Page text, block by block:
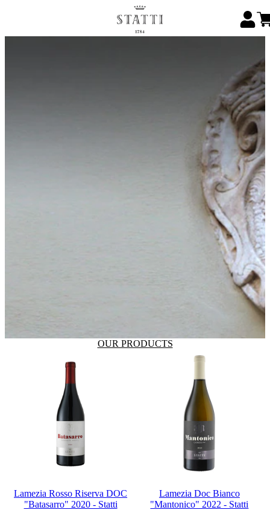
OUR PRODUCTS
Lamezia Rosso Riserva DOC
"Batasarro" 2020 - Statti
Lamezia Doc Bianco
"Mantonico" 2022 - Statti